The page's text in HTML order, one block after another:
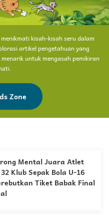
kisah-kisah seru dalam
artikel pengetahuan yang
untuk mengasah pemikiran
Zone
Mental Juara Atlet
Klub Sepak Bola U-16
Tiket Babak Final